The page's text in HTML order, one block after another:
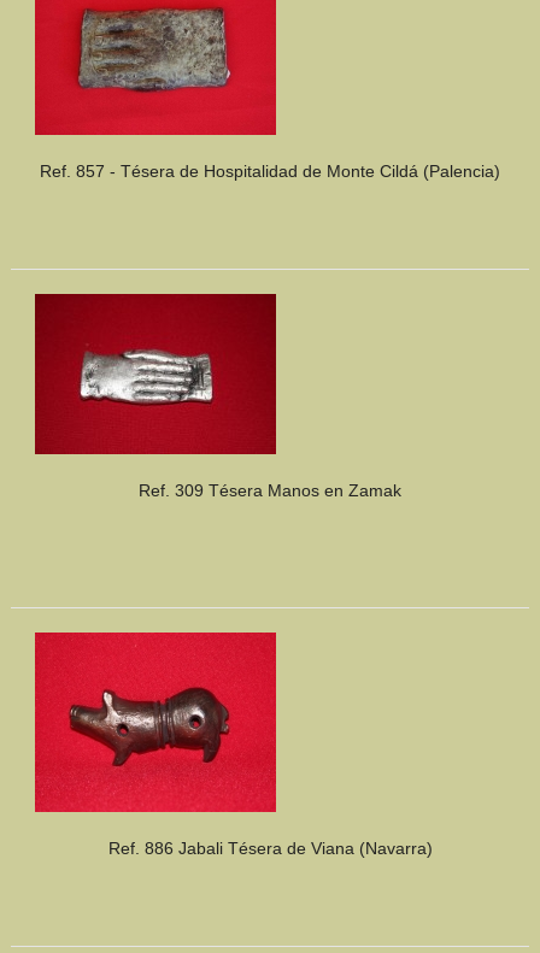
Ref. 857 - Tésera de Hospitalidad de Monte Cildá (Palencia)
Ref. 309 Tésera Manos en Zamak
Ref. 886 Jabali Tésera de Viana (Navarra)